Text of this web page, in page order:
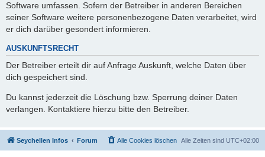
Software umfassen. Sofern der Betreiber in anderen Bereichen
seiner Software weitere personenbezogene Daten verarbeitet, wird
er dich darüber gesondert informieren.
AUSKUNFTSRECHT
Der Betreiber erteilt dir auf Anfrage Auskunft, welche Daten über
dich gespeichert sind.
Du kannst jederzeit die Löschung bzw. Sperrung deiner Daten
verlangen. Kontaktiere hierzu bitte den Betreiber.
Seychellen Infos Forum Alle Zeiten sind UTC+02:00
Alle Cookies löschen